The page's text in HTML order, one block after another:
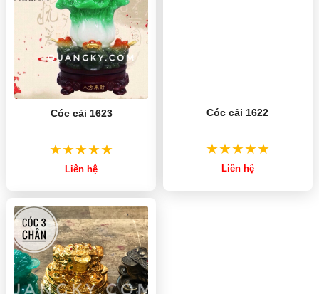
Cóc cải 1623
Liên hệ
Cóc cải 1622
Liên hệ